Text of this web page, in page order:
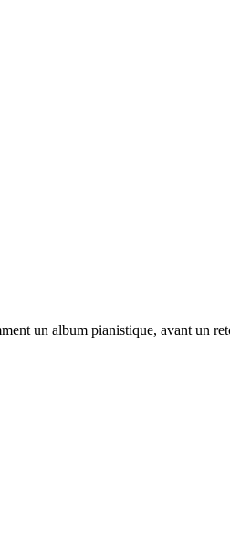
un album pianistique, avant un